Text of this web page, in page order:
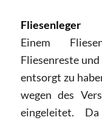
Fliesenleger
Einem
Fliesenreste
entsorgt zu
wegen des
eingeleitet.